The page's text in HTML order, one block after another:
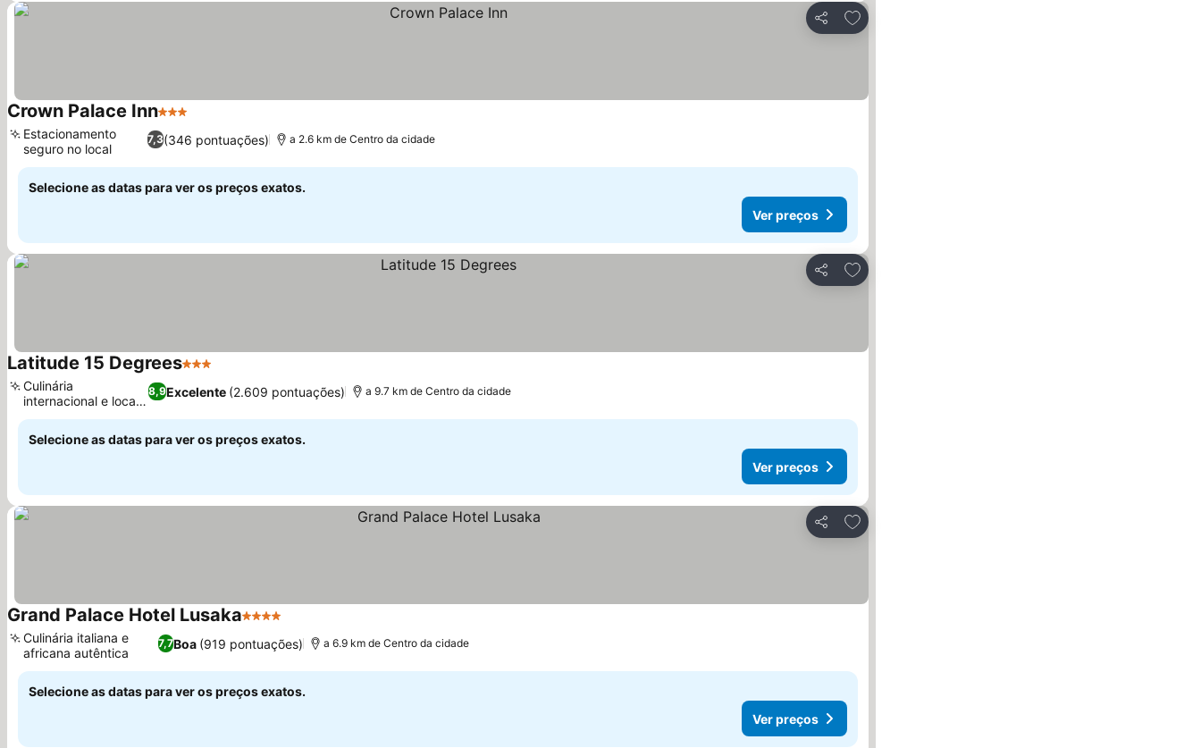
Partilhar
Adicionar aos favoritos
Crown Palace Inn3 Estrelas
7,3(346 pontuações)
Estacionamento
seguro no local
a 2.6 km de Centro da cidade
Selecione as datas para ver os preços exatos.
Ver preços
Partilhar
Adicionar aos favoritos
Latitude 15 Degrees3 Estrelas
8,9Excelente (2.609 pontuações)
Culinária
internacional e local
diversa
a 9.7 km de Centro da cidade
Selecione as datas para ver os preços exatos.
Ver preços
Partilhar
Adicionar aos favoritos
Grand Palace Hotel Lusaka4 Estrelas
7,7Boa (919 pontuações)
Culinária italiana e
africana autêntica
a 6.9 km de Centro da cidade
Selecione as datas para ver os preços exatos.
Ver preços